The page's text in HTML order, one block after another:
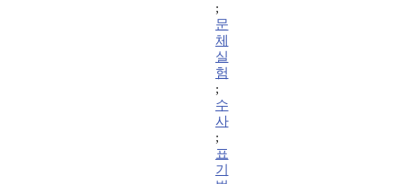
;
문
체
실
험
;
수
사
;
표
기